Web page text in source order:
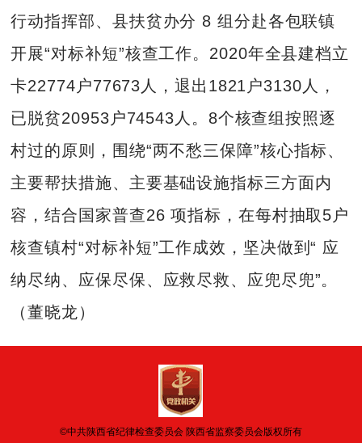
行动指挥部、县扶贫办分 8 组分赴各包联镇
开展“对标补短”核查工作。2020年全县建档立
卡22774户77673人，退出1821户3130人，
已脱贫20953户74543人。8个核查组按照逐
村过的原则，围绕“两不愁三保障”核心指标、
主要帮扶措施、主要基础设施指标三方面内
容，结合国家普查26 项指标，在每村抽取5户
核查镇村“对标补短”工作成效，坚决做到“ 应
纳尽纳、应保尽保、应救尽救、应兜尽兜”。
（董晓龙）
©中共陕西省纪律检查委员会 陕西省监察委员会版权所有